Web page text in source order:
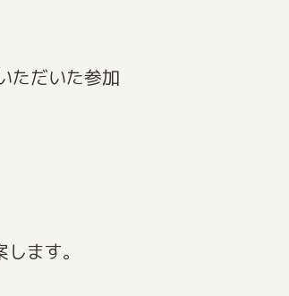
ただいた参加
ます。